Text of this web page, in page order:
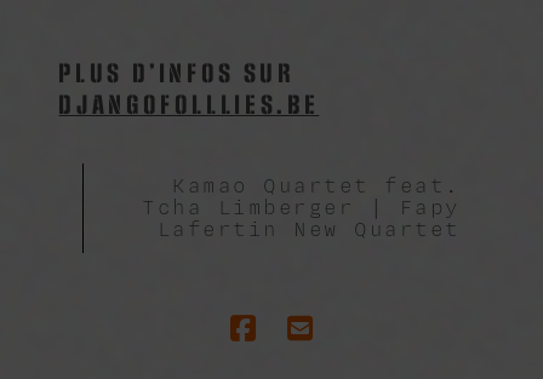
PLUS D’INFOS SUR
DJANGOFOLLLIES.BE
Kamao Quartet feat.
Tcha Limberger | Fapy
Lafertin New Quartet